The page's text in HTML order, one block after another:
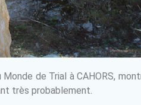
de Trial à CAHORS,
très probablement.